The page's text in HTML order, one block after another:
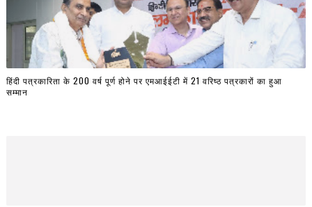
हिंदी पत्रकारिता के 200 वर्ष पूर्ण होने पर एमआईईटी में 21 वरिष्ठ पत्रकारों का हुआ
सम्मान